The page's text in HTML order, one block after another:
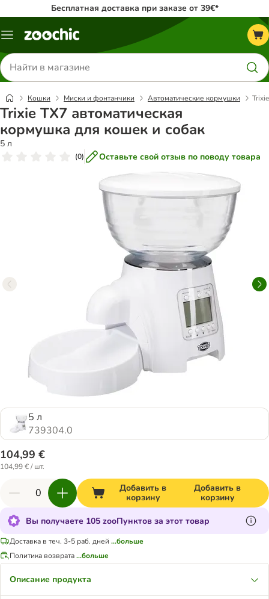
Бесплатная доставка при заказе от 39€*
Каталог
Поиск
товаров
Кошки Миски и фонтанчики Автоматические кормушки
Trixie TX7 автоматическая
кормушка для кошек и собак
5 л
(0) Оставьте свой отзыв по поводу товара
5 л
739304.0
104,99 €
104,99 € / шт.
Добавить в
корзину
Добавить в
корзину
Вы получаете 105 zooПунктов за этот товар
Доставка в теч. 3-5 раб. дней ...больше
Политика возврата...больше
Описание продукта